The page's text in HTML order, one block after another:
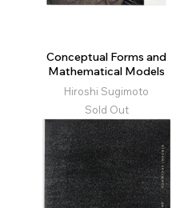
Conceptual Forms and
Mathematical Models
Hiroshi Sugimoto
Sold Out